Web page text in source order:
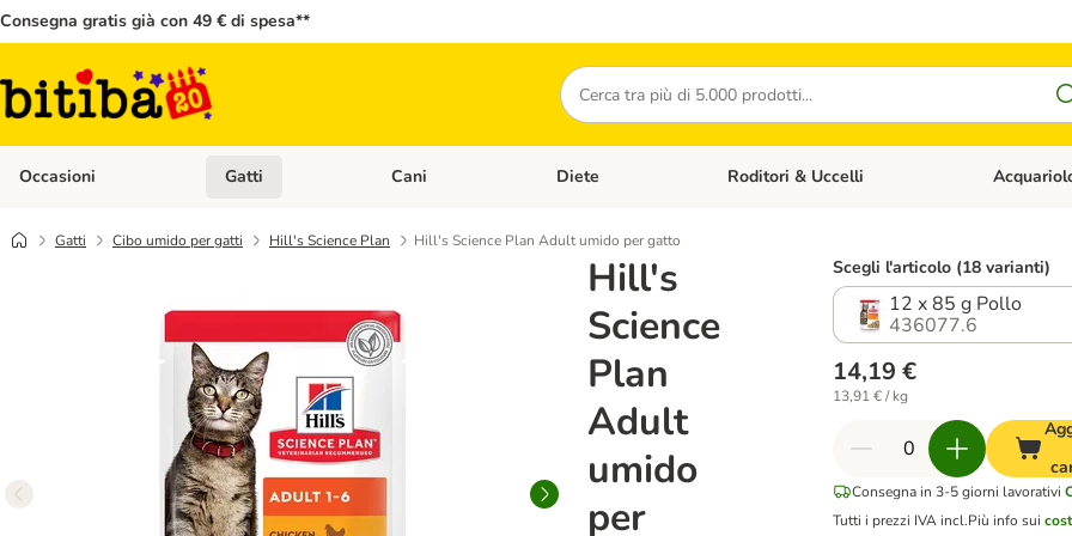
Consegna gratis già con 49 € di spesa**
Cerca
Occasioni Apri Menù Categoria: Occasioni
Gatti Apri Menù Categoria: Gatti
Cani Apri Menù Categoria: Cani
Diete Apri Menù Categoria: Diete
Roditori & Uccelli Apri Menù
Gatti Cibo umido per gatti Hill's Science Plan Hill's Science Plan Adult umido per gatto
Hill's
Science
Plan
Adult
umido
per
Scegli l'articolo (18 varianti)
12 x 85 g Pollo
436077.6
14,19 €
13,91 € / kg
Consegna in 3-5 giorni lavorativi
Tutti i prezzi IVA incl.Più info sui